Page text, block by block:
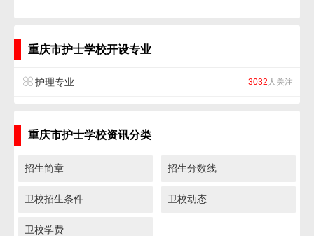
重庆市护士学校开设专业
护理专业 3032 人关注
重庆市护士学校资讯分类
招生简章 招生分数线
卫校招生条件 卫校动态
卫校学费